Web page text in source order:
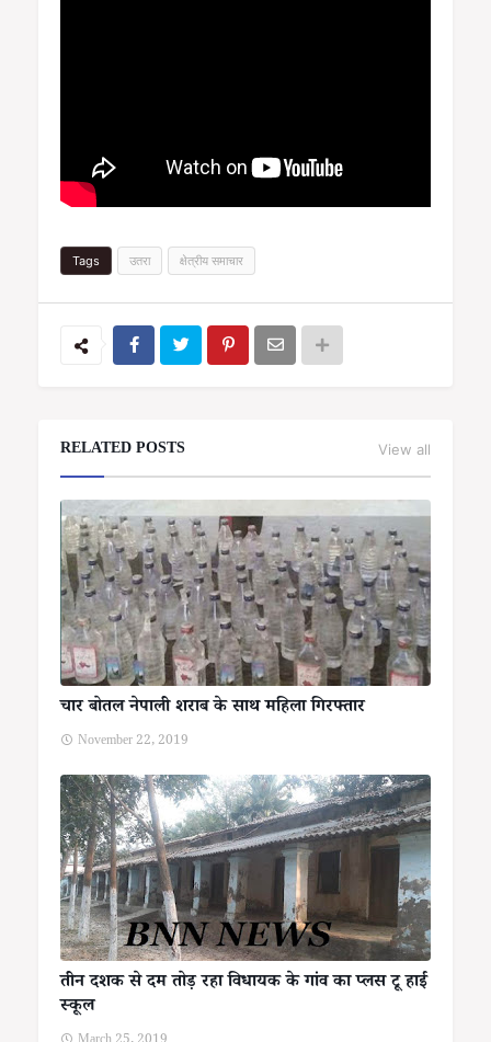
Tags उतरा क्षेत्रीय समाचार
RELATED POSTS View all
चार बोतल नेपाली शराब के साथ महिला गिरफ्तार
November 22, 2019
तीन दशक से दम तोड़ रहा विधायक के गांव का प्लस टू हाई
स्कूल